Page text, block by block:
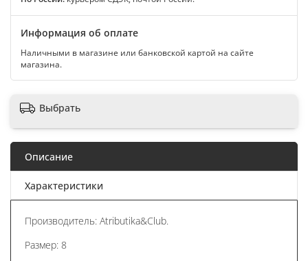
Информация об оплате
Наличными в магазине или банковской картой на сайте
магазина.
Выбрать
Описание
Характеристики
Производитель: Atributika&Club.
Размер: 8